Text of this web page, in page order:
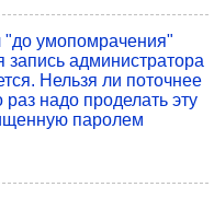
"до умопомрачения"
запись администратора
Нельзя ли поточнее
раз надо проделать эту
паролем